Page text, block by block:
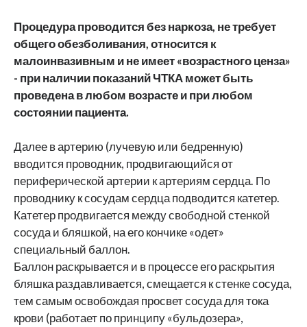
Процедура проводится без наркоза, не требует
общего обезболивания, относится к
малоинвазивным и не имеет «возрастного ценза»
- при наличии показаний ЧТКА может быть
проведена в любом возрасте и при любом
состоянии пациента.
Далее в артерию (лучевую или бедренную)
вводится проводник, продвигающийся от
периферической артерии к артериям сердца. По
проводнику к сосудам сердца подводится катетер.
Катетер продвигается между свободной стенкой
сосуда и бляшкой, на его кончике «одет»
специальный баллон.
Баллон раскрывается и в процессе его раскрытия
бляшка раздавливается, смещается к стенке сосуда,
тем самым освобождая просвет сосуда для тока
крови (работает по принципу «бульдозера»,